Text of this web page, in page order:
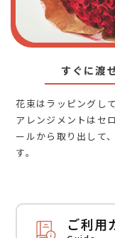
すぐに渡
花束はラッピングし
アレンジメントはセ
ールから取り出して
す。
ご利用